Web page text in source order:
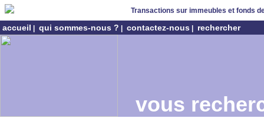
Transactions sur immeubles et fonds
accueil qui sommes-nous ? contactez-nous rechercher
vous